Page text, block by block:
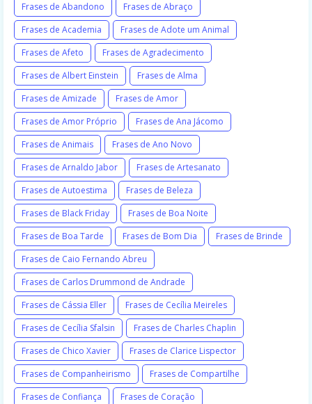
Frases de Abandono
Frases de Abraço
Frases de Academia
Frases de Adote um Animal
Frases de Afeto
Frases de Agradecimento
Frases de Albert Einstein
Frases de Alma
Frases de Amizade
Frases de Amor
Frases de Amor Próprio
Frases de Ana Jácomo
Frases de Animais
Frases de Ano Novo
Frases de Arnaldo Jabor
Frases de Artesanato
Frases de Autoestima
Frases de Beleza
Frases de Black Friday
Frases de Boa Noite
Frases de Boa Tarde
Frases de Bom Dia
Frases de Brinde
Frases de Caio Fernando Abreu
Frases de Carlos Drummond de Andrade
Frases de Cássia Eller
Frases de Cecília Meireles
Frases de Cecília Sfalsin
Frases de Charles Chaplin
Frases de Chico Xavier
Frases de Clarice Lispector
Frases de Companheirismo
Frases de Compartilhe
Frases de Confiança
Frases de Coração